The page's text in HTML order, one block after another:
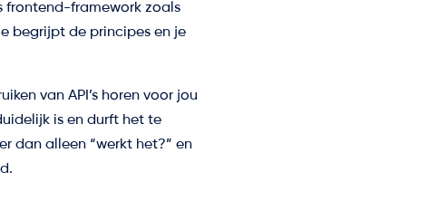
frontend-framework zoals
begrijpt de principes en je
van API’s horen voor jou
is en durft het te
dan alleen “werkt het?” en